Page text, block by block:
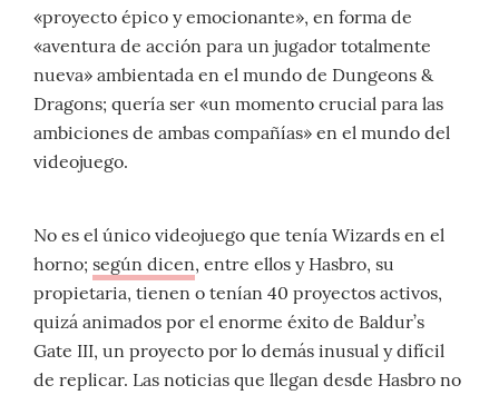
«proyecto épico y emocionante», en forma de
«aventura de acción para un jugador totalmente
nueva» ambientada en el mundo de Dungeons &
Dragons; quería ser «un momento crucial para las
ambiciones de ambas compañías» en el mundo del
videojuego.
No es el único videojuego que tenía Wizards en el
horno; según dicen, entre ellos y Hasbro, su
propietaria, tienen o tenían 40 proyectos activos,
quizá animados por el enorme éxito de Baldur’s
Gate III, un proyecto por lo demás inusual y difícil
de replicar. Las noticias que llegan desde Hasbro no